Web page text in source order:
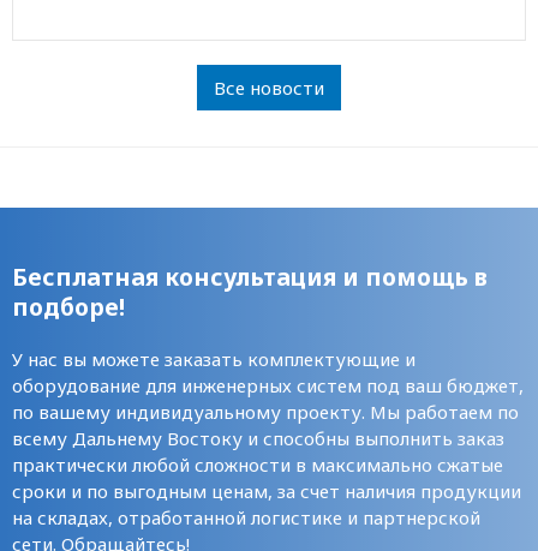
Все новости
Бесплатная консультация и помощь в
подборе!
У нас вы можете заказать комплектующие и
оборудование для инженерных систем под ваш бюджет,
по вашему индивидуальному проекту. Мы работаем по
всему Дальнему Востоку и способны выполнить заказ
практически любой сложности в максимально сжатые
сроки и по выгодным ценам, за счет наличия продукции
на складах, отработанной логистике и партнерской
сети. Обращайтесь!